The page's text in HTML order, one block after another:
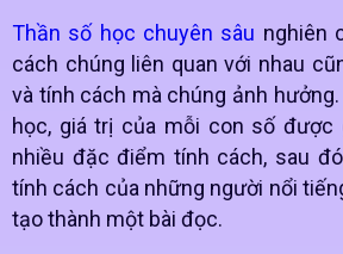
Thần số học chuyên sâu nghiên
cách chúng liên quan với nhau
và tính cách mà chúng ảnh
học, giá trị của mỗi con số được
nhiều đặc điểm tính cách, sau
tính cách của những người nổi
tạo thành một bài đọc.